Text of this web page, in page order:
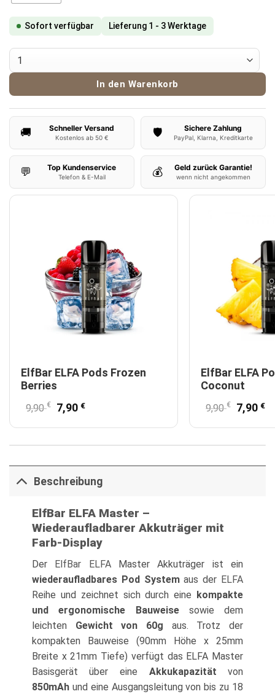
Sofort verfügbar Lieferung 1 - 3 Werktage
ElfBar ELFA Master Akkuträger Menge
In den Warenkorb
🚚 Schneller Versand
Kostenlos ab 50 € 🛡️ Sichere Zahlung
PayPal, Klarna, Kreditkarte
💬 Top Kundenservice
Telefon & E-Mail 💰 Geld zurück Garantie!
wenn nicht angekommen
ElfBar ELFA Pods Frozen
Berries
9,90€ Ursprünglicher Preis war: 9,90 €
7,90 €Aktueller Preis ist: 7,90 €.
ElfBar ELFA
Coconut
9,90€ 7,90 €
Beschreibung
ElfBar ELFA Master –
Wiederaufladbarer Akkuträger mit
Farb-Display
Der ElfBar ELFAMaster Akkuträger ist ein
wiederaufladbares Pod Systemaus der ELFA
Reihe und zeichnet sich durch eine kompakte
und ergonomische Bauweisesowie dem
leichten Gewicht von 60g aus. Trotz der
kompakten Bauweise (90mm Höhe x 25mm
Breite x 21mm Tiefe) verfügt das ELFA Master
Basisgerät über eine Akkukapazität von
850mAh und eine Ausgangsleitung von bis zu 18